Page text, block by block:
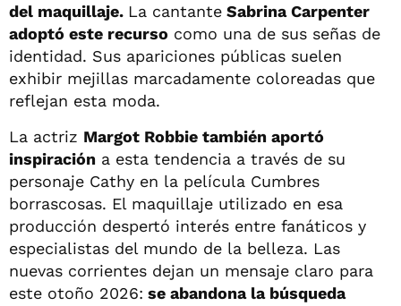
del maquillaje. La cantante Sabrina Carpenter
adoptó este recurso como una de sus señas de
identidad. Sus apariciones públicas suelen
exhibir mejillas marcadamente coloreadas que
reflejan esta moda.
La actriz Margot Robbie también aportó
inspiración a esta tendencia a través de su
personaje Cathy en la película Cumbres
borrascosas. El maquillaje utilizado en esa
producción despertó interés entre fanáticos y
especialistas del mundo de la belleza. Las
nuevas corrientes dejan un mensaje claro para
este otoño 2026: se abandona la búsqueda